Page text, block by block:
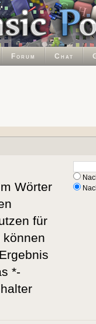
Forum Chat
Wörter
für
können
*-